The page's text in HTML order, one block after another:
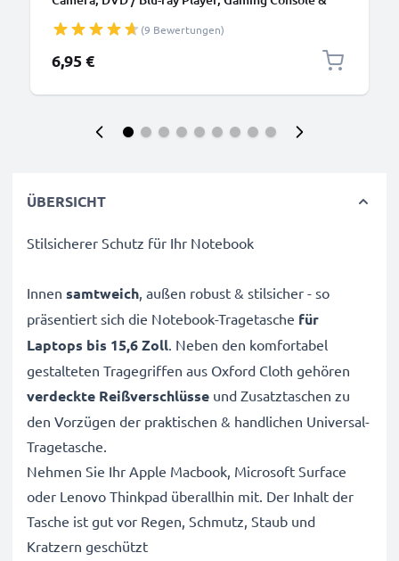
(9 Bewertungen)
6,95 €
ÜBERSICHT
Stilsicherer Schutz für Ihr Notebook
Innen samtweich, außen robust & stilsicher - so
präsentiert sich die Notebook-Tragetasche für
Laptops bis 15,6 Zoll. Neben den komfortabel
gestalteten Tragegriffen aus Oxford Cloth gehören
verdeckte Reißverschlüsse und Zusatztaschen zu
den Vorzügen der praktischen & handlichen Universal-
Tragetasche.
Nehmen Sie Ihr Apple Macbook, Microsoft Surface
oder Lenovo Thinkpad überallhin mit. Der Inhalt der
Tasche ist gut vor Regen, Schmutz, Staub und
Kratzern geschützt